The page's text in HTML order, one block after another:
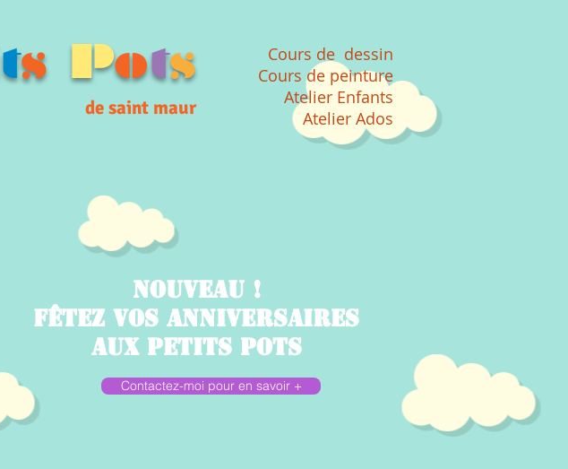
ts Pots
Cours de dessin
Cours de peinture
Atelier Enfants
Atelier Ados
de saint maur
Nouveau !
Fêtez vos anniversaires
aux Petits Pots
Contactez-moi pour en savoir +